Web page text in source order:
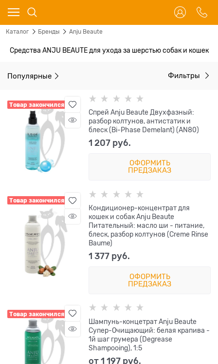
Каталог Бренды Anju Beaute
Средства ANJU BEAUTE для ухода за шерстью собак и кошек
Популярные Фильтры
Товар закончился
Спрей Anju Beaute Двухфазный:
разбор колтунов, антистатик и
блеск (Bi-Phase Demelant) (AN80)
1 207 руб.
ОФОРМИТЬ
ПРЕДЗАКАЗ
Товар закончился
Кондиционер-концентрат для
кошек и собак Anju Beaute
Питательный: масло ши - питание,
блеск, разбор колтунов (Creme Rinse
Baume)
1 377 руб.
ОФОРМИТЬ
ПРЕДЗАКАЗ
Товар закончился
Шампунь-концетрат Anju Beaute
Супер-Очищающий: белая крапива -
1й шаг грумера (Degrease
Shampooing), 1:5
от1 197 руб.